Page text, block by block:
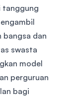
tanggung
bangsa dan
swasta
model
perguruan
bagi